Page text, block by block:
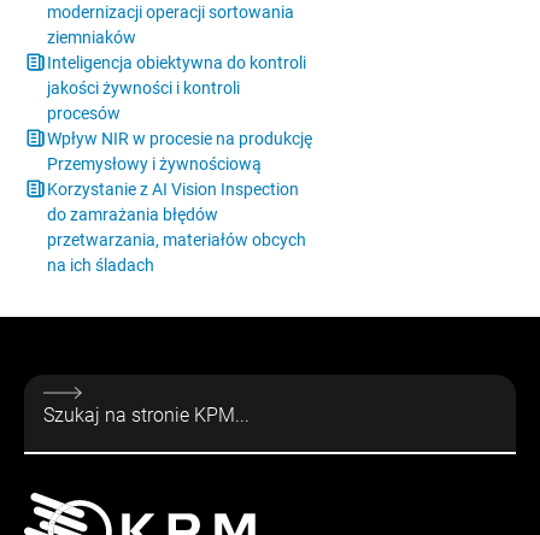
modernizacji operacji sortowania
ziemniaków
Inteligencja obiektywna do kontroli
jakości żywności i kontroli
procesów
Wpływ NIR w procesie na produkcję
Przemysłowy i żywnościową
Korzystanie z AI Vision Inspection
do zamrażania błędów
przetwarzania, materiałów obcych
na ich śladach